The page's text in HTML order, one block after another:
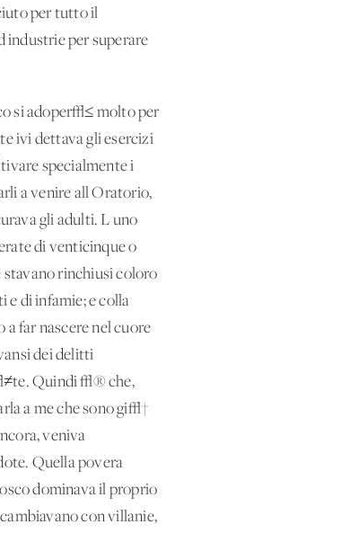
per tutto il
per superare
si adoper√≤ molto per
ivi dettava gli esercizi
specialmente i
a venire all'Oratorio,
gli adulti. L'uno
di venticinque o
stavano rinchiusi coloro
e di infamie; e colla
far nascere nel cuore
dei delitti
Quindi √® che,
a me che sono gi√†
veniva
Quella povera
dominava il proprio
con villanie,